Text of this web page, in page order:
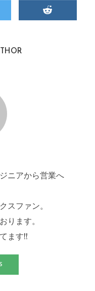
ニアから営業へ
スファン。
ります。
ます!!